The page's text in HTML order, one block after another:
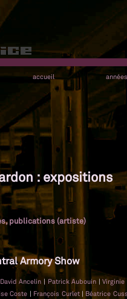
accueil années
: expositions
publications (artiste)
Armory Show
David Ancelin | Patrick Aubouin |
Coste | François Curlet | Béatrice